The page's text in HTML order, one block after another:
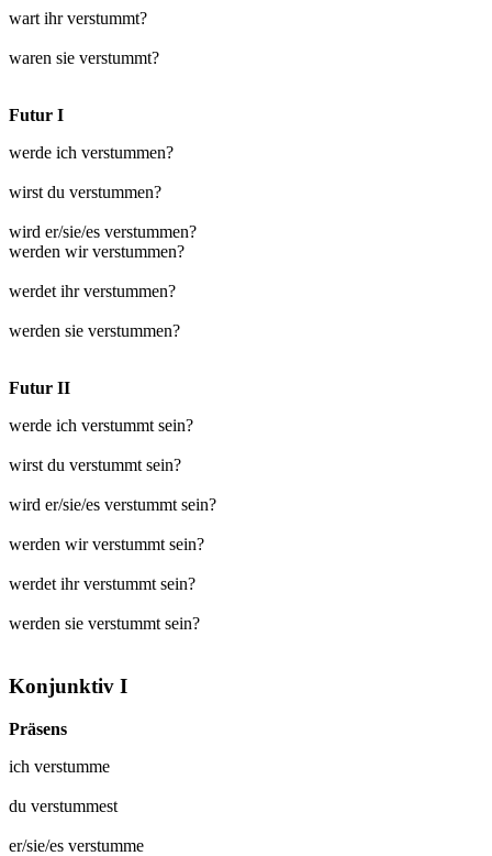
wart ihr verstummt?
waren sie verstummt?
Futur I
werde ich verstummen?
wirst du verstummen?
wird er/sie/es verstummen?
werden wir verstummen?
werdet ihr verstummen?
werden sie verstummen?
Futur II
werde ich verstummt sein?
wirst du verstummt sein?
wird er/sie/es verstummt sein?
werden wir verstummt sein?
werdet ihr verstummt sein?
werden sie verstummt sein?
Konjunktiv I
Präsens
ich verstumme
du verstummest
er/sie/es verstumme